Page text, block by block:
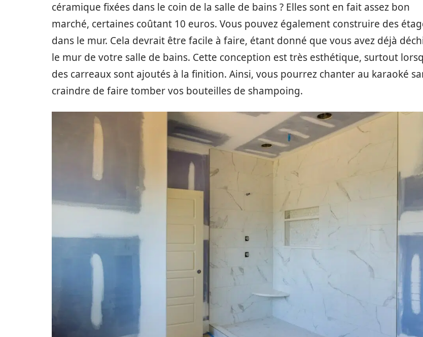
céramique fixées dans le coin de la salle de bains ? Elles sont en fait assez bon
marché, certaines coûtant 10 euros. Vous pouvez également construire des
dans le mur. Cela devrait être facile à faire, étant donné que vous avez déjà
le mur de votre salle de bains. Cette conception est très esthétique, surtout
des carreaux sont ajoutés à la finition. Ainsi, vous pourrez chanter au karaoké
craindre de faire tomber vos bouteilles de shampoing.